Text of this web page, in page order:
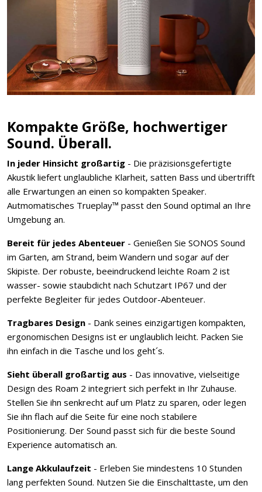
Kompakte Größe, hochwertiger
Sound. Überall.
In jeder Hinsicht großartig - Die präzisionsgefertigte
Akustik liefert unglaubliche Klarheit, satten Bass und übertrifft
alle Erwartungen an einen so kompakten Speaker.
Autmomatisches Trueplay™ passt den Sound optimal an Ihre
Umgebung an.
Bereit für jedes Abenteuer - Genießen Sie SONOS Sound
im Garten, am Strand, beim Wandern und sogar auf der
Skipiste. Der robuste, beeindruckend leichte Roam 2 ist
wasser- sowie staubdicht nach Schutzart IP67 und der
perfekte Begleiter für jedes Outdoor-Abenteuer.
Tragbares Design - Dank seines einzigartigen kompakten,
ergonomischen Designs ist er unglaublich leicht. Packen Sie
ihn einfach in die Tasche und los geht´s.
Sieht überall großartig aus - Das innovative, vielseitige
Design des Roam 2 integriert sich perfekt in Ihr Zuhause.
Stellen Sie ihn senkrecht auf um Platz zu sparen, oder legen
Sie ihn flach auf die Seite für eine noch stabilere
Positionierung. Der Sound passt sich für die beste Sound
Experience automatisch an.
Lange Akkulaufzeit - Erleben Sie mindestens 10 Stunden
lang perfekten Sound. Nutzen Sie die Einschalttaste, um den